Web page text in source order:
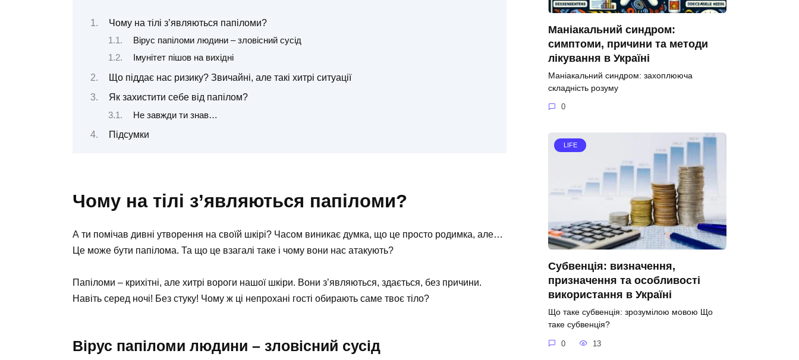
Чому на тілі з’являються папіломи?
Вірус папіломи людини – зловісний сусід
Імунітет пішов на вихідні
Що піддає нас ризику? Звичайні, але такі хитрі ситуації
Як захистити себе від папілом?
Не завжди ти знав…
Підсумки
Чому на тілі з’являються папіломи?
А ти помічав дивні утворення на своїй шкірі? Часом виникає думка, що це просто родимка, але…
Це може бути папілома. Та що це взагалі таке і чому вони нас атакують?
Папіломи – крихітні, але хитрі вороги нашої шкіри. Вони з’являються, здається, без причини.
Навіть серед ночі! Без стуку! Чому ж ці непрохані гості обирають саме твоє тіло?
Вірус папіломи людини – зловісний сусід
Маніакальний синдром:
симптоми, причини та методи
лікування в Україні
Маніакальний синдром: захоплююча
складність розуму
0
LIFE
Субвенція: визначення,
призначення та особливості
використання в Україні
Що таке субвенція: зрозумілою мовою Що
таке субвенція?
0 13